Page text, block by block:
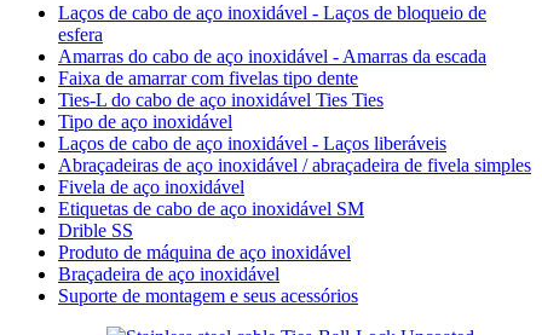
Laços de cabo de aço inoxidável - Laços de bloqueio de
esfera
Amarras do cabo de aço inoxidável - Amarras da escada
Faixa de amarrar com fivelas tipo dente
Ties-L do cabo de aço inoxidável Ties Ties
Tipo de aço inoxidável
Laços de cabo de aço inoxidável - Laços liberáveis
Abraçadeiras de aço inoxidável / abraçadeira de fivela simples
Fivela de aço inoxidável
Etiquetas de cabo de aço inoxidável SM
Drible SS
Produto de máquina de aço inoxidável
Braçadeira de aço inoxidável
Suporte de montagem e seus acessórios